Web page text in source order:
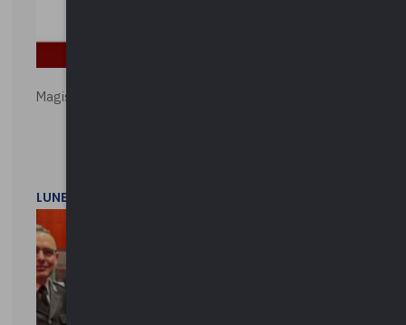
Magistratura e Costituzione. Le ragioni del SÌ e del NO
LUNEDì 1 DICEMBRE 2025